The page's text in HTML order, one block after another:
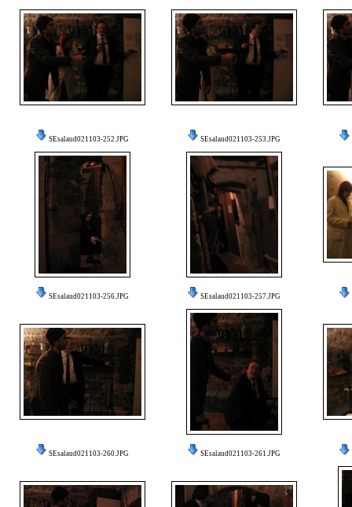
SEsalaud021103-252.JPG SEsalaud021103-253.JPG
SEsalaud021103-256.JPG SEsalaud021103-257.JPG
SEsalaud021103-260.JPG SEsalaud021103-261.JPG